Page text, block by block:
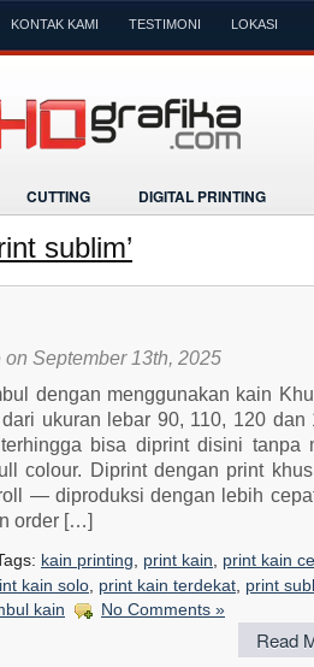
KONTAK KAMI TESTIMONI LOKASI
CUTTING DIGITAL PRINTING
sublim’
on September 13th, 2025
dengan menggunakan kain
ukuran lebar 90, 110, 120 dan
bisa diprint disini tanpa
colour. Diprint dengan print
— diproduksi dengan lebih
order […]
kain printing print kain
print kain
kain solo, print kain terdekat, print
kain No Comments »
Read